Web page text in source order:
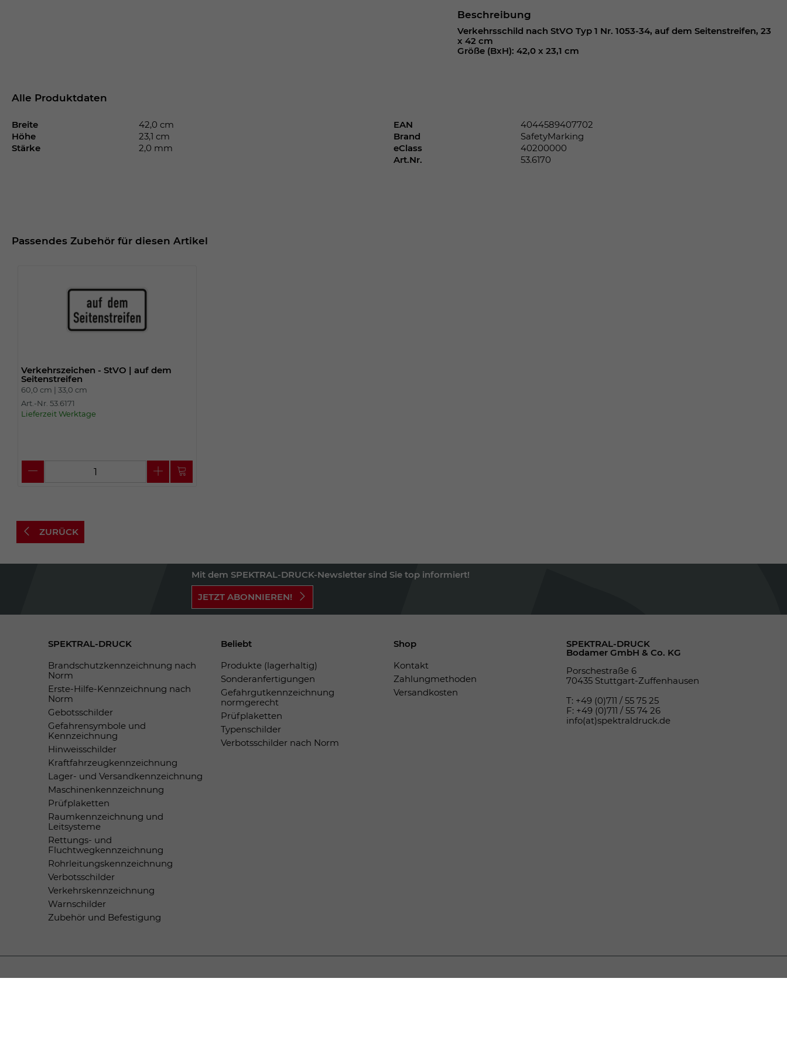
Beschreibung
Verkehrsschild nach StVO Typ 1 Nr. 1053-34, auf dem Seitenstreifen, 23
x 42 cm
Größe (BxH): 42,0 x 23,1 cm
Alle Produktdaten
Breite
42,0 cm
Höhe
23,1 cm
Stärke
2,0 mm
EAN
4044589407702
Brand
SafetyMarking
eClass
40200000
Art.Nr.
53.6170
Passendes Zubehör für diesen Artikel
Verkehrszeichen - StVO | auf dem
Seitenstreifen
60,0 cm |33,0 cm
Art.-Nr. 53.6171
Lieferzeit Werktage
ZURÜCK
Mit dem SPEKTRAL-DRUCK-Newsletter sind Sie top informiert!
JETZT ABONNIEREN!
SPEKTRAL-DRUCK
Brandschutzkennzeichnung nach
Norm
Erste-Hilfe-Kennzeichnung nach
Norm
Gebotsschilder
Gefahrensymbole und
Kennzeichnung
Hinweisschilder
Kraftfahrzeugkennzeichnung
Lager- und Versandkennzeichnung
Maschinenkennzeichnung
Prüfplaketten
Raumkennzeichnung und
Leitsysteme
Rettungs- und
Fluchtwegkennzeichnung
Rohrleitungskennzeichnung
Verbotsschilder
Verkehrskennzeichnung
Warnschilder
Zubehör und Befestigung
Beliebt
Produkte (lagerhaltig)
Sonderanfertigungen
Gefahrgutkennzeichnung
normgerecht
Prüfplaketten
Typenschilder
Verbotsschilder nach Norm
Shop
Kontakt
Zahlungmethoden
Versandkosten
SPEKTRAL-DRUCK
Bodamer GmbH & Co. KG
Porschestraße 6
70435 Stuttgart-Zuffenhausen
T: +49 (0)711 / 55 75 25
F: +49 (0)711 / 55 74 26
info(at)spektraldruck.de